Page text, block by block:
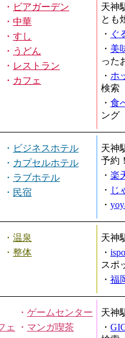
・ ビアガーデン
・ 中華
・ すし
・ うどん
・ レストラン
・ カフェ
天神
とも
・ ぐ
・ 美
った
・ ホ
検索
・ 食
ング
・ ビジネスホテル
・ カプセルホテル
・ ラブホテル
・ 民宿
天神
予約
・ 楽
・ じ
・
・ 温泉
・ 整体
天神
・
スポ
・ 福
・ ゲームセンター
ェ ・ マンガ喫茶
天神
・